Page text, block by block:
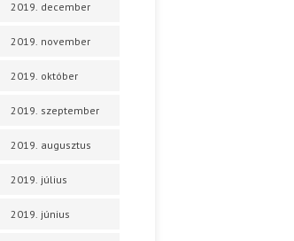
2019. december
2019. november
2019. október
2019. szeptember
2019. augusztus
2019. július
2019. június